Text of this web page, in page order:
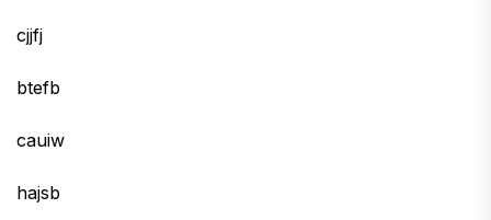
cjjfj
btefb
cauiw
hajsb